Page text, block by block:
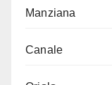
Manziana
Canale